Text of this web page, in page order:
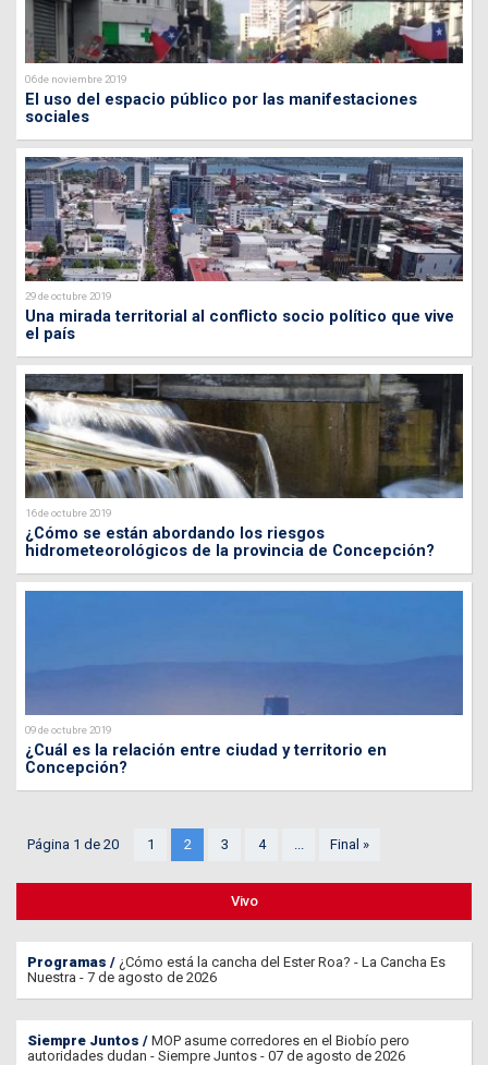
06 de noviembre 2019
El uso del espacio público por las manifestaciones
sociales
29 de octubre 2019
Una mirada territorial al conflicto socio político que vive
el país
16 de octubre 2019
¿Cómo se están abordando los riesgos
hidrometeorológicos de la provincia de Concepción?
09 de octubre 2019
¿Cuál es la relación entre ciudad y territorio en
Concepción?
Página 1 de 20 1 2 3 4 ... Final »
Vivo
Programas
¿Cómo está la cancha del Ester Roa? - La Cancha Es
Nuestra - 7 de agosto de 2026
Siempre Juntos
MOP asume corredores en el Biobío pero
autoridades dudan - Siempre Juntos - 07 de agosto de 2026